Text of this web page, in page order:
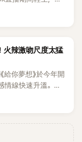
少粉絲湧入社群平
火辣激吻尺度太猛
你夢想》於今年開
情線快速升溫。最
現床戲橋段，讓